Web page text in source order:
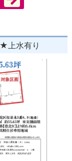
上水有り